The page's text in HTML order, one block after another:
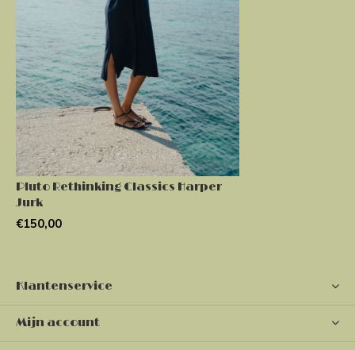
Pluto Rethinking Classics Harper
Jurk
€150,00
Klantenservice
Mijn account